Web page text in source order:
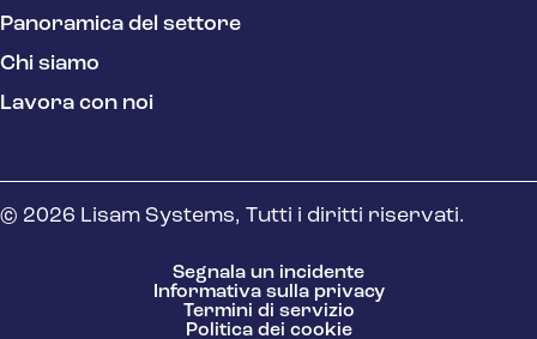
Panoramica del settore
Chi siamo
Lavora con noi
© 2026 Lisam Systems, Tutti i diritti riservati.
Segnala un incidente
Informativa sulla privacy
Termini di servizio
Politica dei cookie